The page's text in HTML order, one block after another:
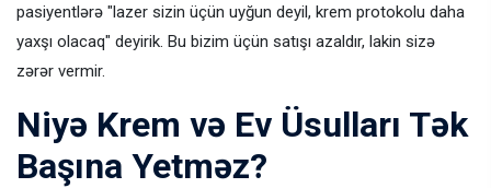
pasiyentlərə "lazer sizin üçün uyğun deyil, krem protokolu daha
yaxşı olacaq" deyirik. Bu bizim üçün satışı azaldır, lakin sizə
zərər vermir.
Niyə Krem və Ev Üsulları Tək
Başına Yetməz?